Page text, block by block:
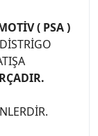
( PSA )